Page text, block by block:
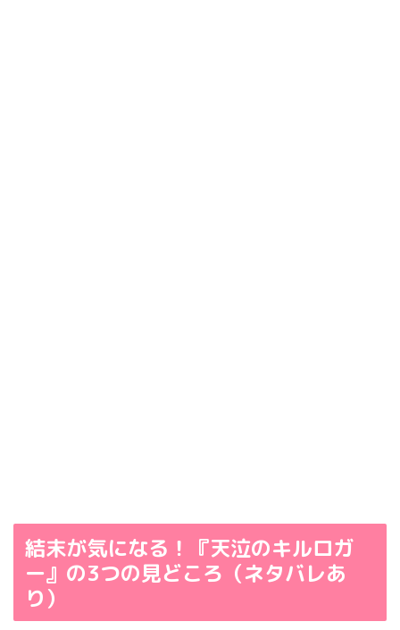
結末が気になる！『天泣のキルロガ
ー』の3つの見どころ（ネタバレあ
り）